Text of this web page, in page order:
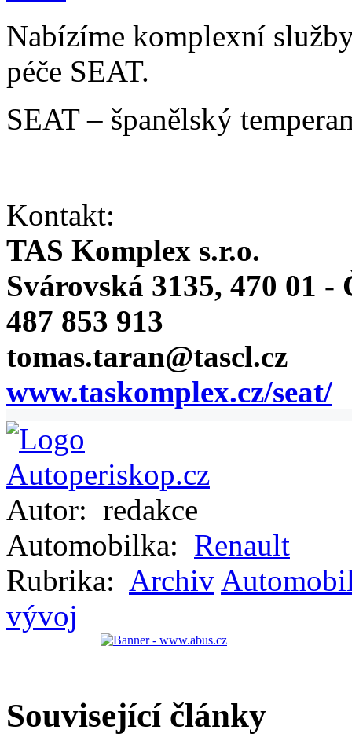
Nabízíme komplexní
péče SEAT.
SEAT – španělský
Kontakt:
TAS Komplex s.r.o.
Svárovská 3135, 470 01 -
487 853 913
tomas.taran@tascl.cz
www.taskomplex.cz/seat/
Autor: redakce
Automobilka: Renault
Rubrika: Archiv
vývoj
Související články